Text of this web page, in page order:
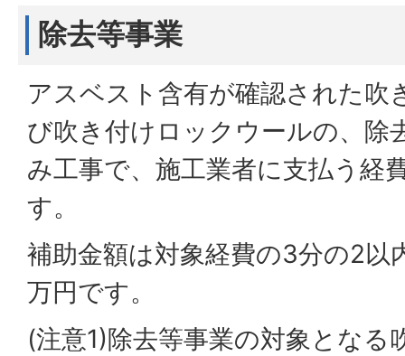
除去等事業
アスベスト含有が確認された吹
び吹き付けロックウールの、除
み工事で、施工業者に支払う経
す。
補助金額は対象経費の3分の2以
万円です。
(注意1)除去等事業の対象とな